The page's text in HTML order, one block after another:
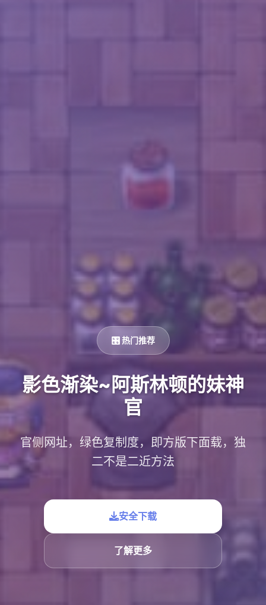
🎛️ 热门推荐
影色渐染~阿斯林顿的妹神
官
官侧网址，绿色复制度，即方版下面载，独
二不是二近方法
安全下载
了解更多